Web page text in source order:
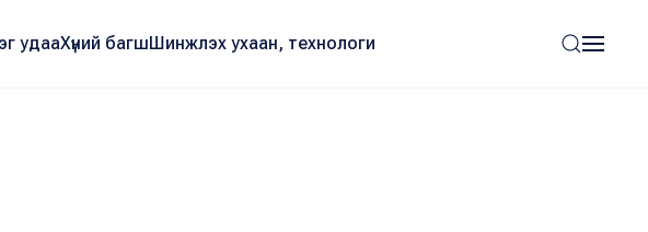
удааХүний багшШинжлэх ухаан, технологи